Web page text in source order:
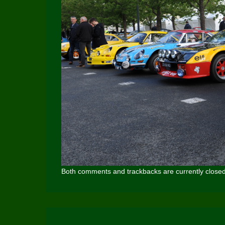
Both comments and trackbacks are currently